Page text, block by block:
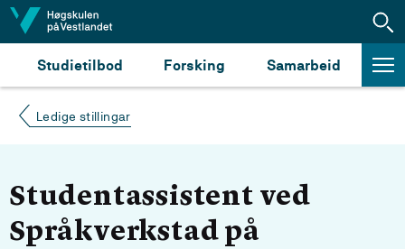
Hopp til innhald
Studietilbod Forsking Samarbeid
Ledige stillingar
Studentassistent ved
Språkverkstad på